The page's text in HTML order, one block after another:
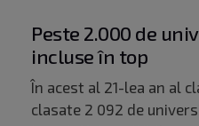
Peste 2.000 de
incluse în top
În acest al 21-lea an al
clasate 2 092 de